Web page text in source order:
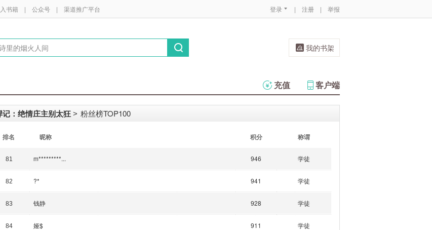
书籍 | 公众号 | 渠道推广平台 登录 | 注册 | 举报
我的书架
客户端
充值
记：绝情庄主别太狂 > 粉丝榜TOP100
排名 昵称 积分 称谓
81 m*********... 946 学徒
82 ?* 941 学徒
83 钱静 928 学徒
84 娅$ 911 学徒